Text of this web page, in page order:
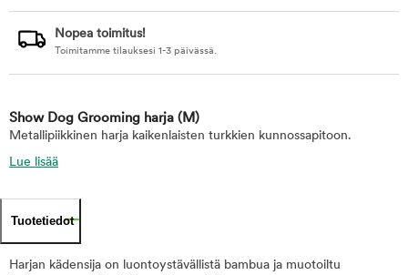
Nopea toimitus!
Toimitamme tilauksesi 1-3 päivässä.
Show Dog Grooming harja (M)
Metallipiikkinen harja kaikenlaisten turkkien kunnossapitoon.
Lue lisää
Tuotetiedot
Harjan kädensija on luontoystävällistä bambua ja muotoiltu